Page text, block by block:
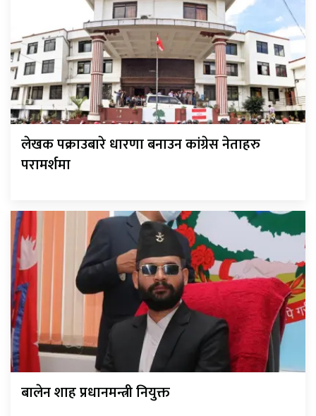
लेखक पक्राउबारे धारणा बनाउन कांग्रेस नेताहरु
परामर्शमा
बालेन शाह प्रधानमन्त्री नियुक्त